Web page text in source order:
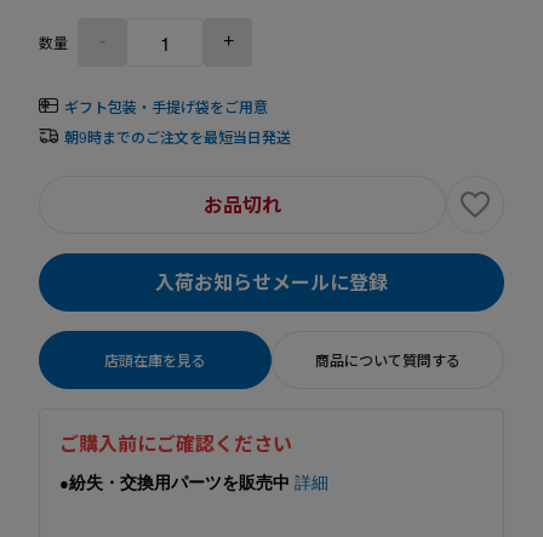
数量 - +
ギフト包装・手提げ袋をご用意
朝9時までのご注文を最短当日発送
お品切れ
入荷お知らせメールに登録
店頭在庫を見る 商品について質問する
ご購入前にご確認ください
●紛失・交換用パーツを販売中 詳細